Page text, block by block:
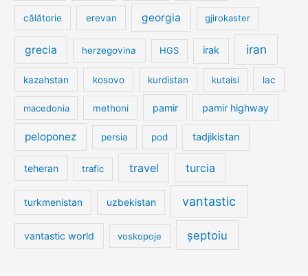
călătorie erevan georgia gjirokaster
grecia herzegovina HGS irak iran
kazahstan kosovo kurdistan kutaisi lac
macedonia methoni pamir pamir highway
peloponez persia pod tadjikistan
teheran trafic travel turcia
turkmenistan uzbekistan vantastic
vantastic world voskopoje șeptoiu